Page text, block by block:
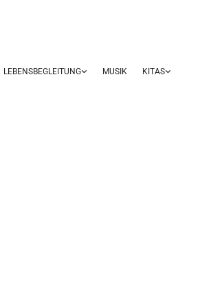
LEBENSBEGLEITUNG MUSIK KITAS